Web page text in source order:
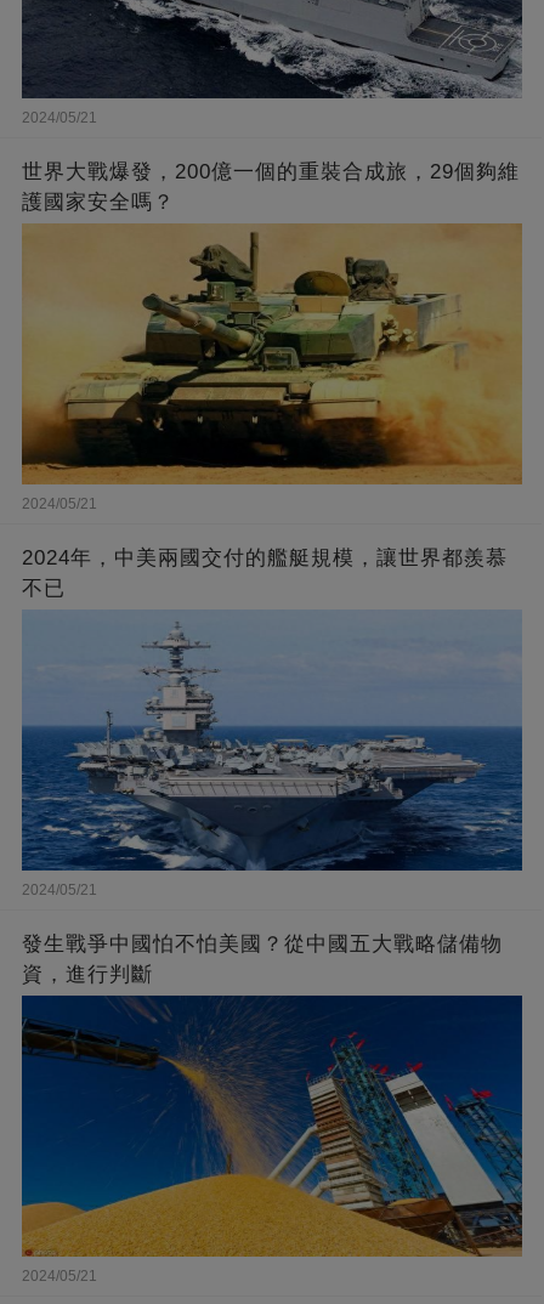
2024/05/21
世界大戰爆發，200億一個的重裝合成旅，29個夠維
護國家安全嗎？
2024/05/21
2024年，中美兩國交付的艦艇規模，讓世界都羨慕
不已
2024/05/21
發生戰爭中國怕不怕美國？從中國五大戰略儲備物
資，進行判斷
2024/05/21